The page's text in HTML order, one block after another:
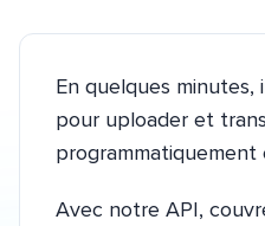
En quelques
pour uploader et
Avec notre API,